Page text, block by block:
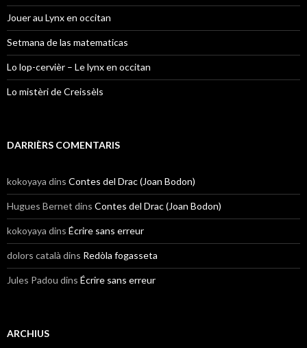
Jouer au Lynx en occitan
Setmana de las matematicas
Lo lop-cervièr – Le lynx en occitan
Lo mistèri de Creissèls
DARRIÈRS COMENTARIS
kokoyaya dins Contes del Drac (Joan Bodon)
Hugues Bernet dins Contes del Drac (Joan Bodon)
kokoyaya dins Écrire sans erreur
dolors català dins Redòla fogasseta
Jules Padou dins Écrire sans erreur
ARCHIUS